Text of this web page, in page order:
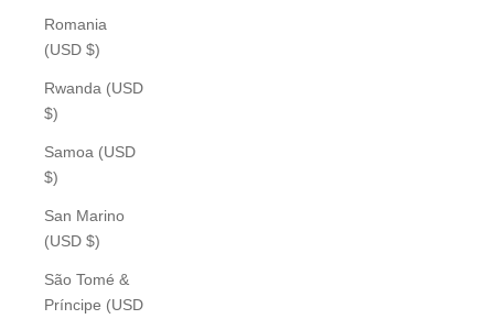
Romania
(USD $)
Rwanda (USD
$)
Samoa (USD
$)
San Marino
(USD $)
São Tomé &
Príncipe (USD